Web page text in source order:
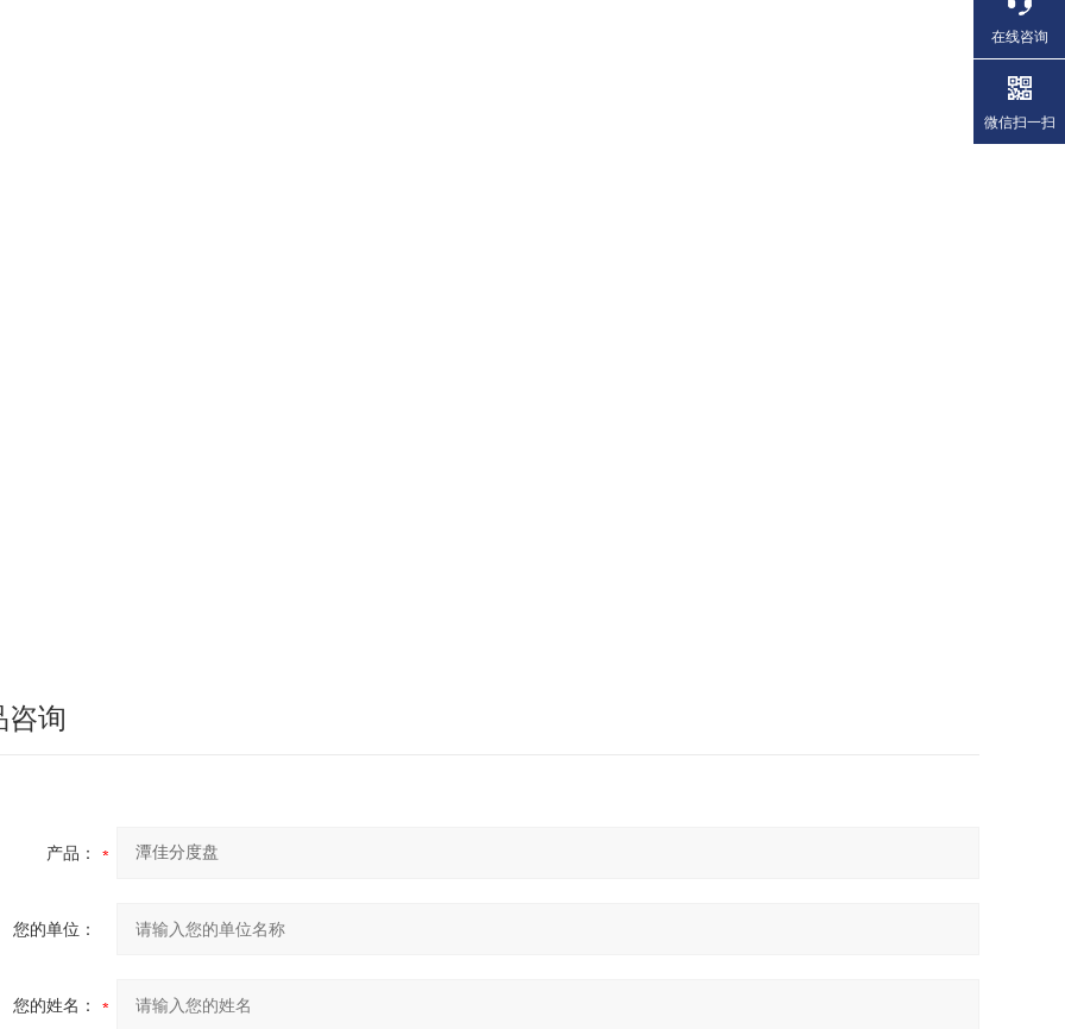
咨询
产品：
您的单位：
您的姓名：
在线咨询
微信扫一扫